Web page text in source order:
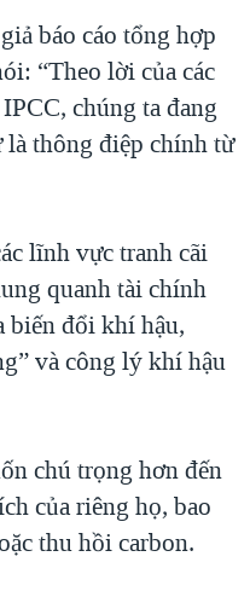
báo cáo tổng hợp
“Theo lời của các
chúng ta đang
thông điệp chính từ
lĩnh vực tranh cãi
quanh tài chính
biến đổi khí hậu,
và công lý khí hậu
chú trọng hơn đến
của riêng họ, bao
thu hồi carbon.